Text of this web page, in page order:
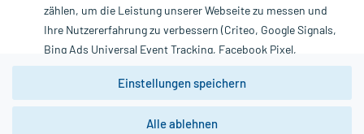
unserer Datenschutzerklärung. Für den Widerruf einer Bestellung
nutzen Sie das Formular:
Vertrag widerrufen
*Hinweise zu unseren Aktionen und Bewertungen
zählen, um die Leistung unserer Webseite zu messen und
Ihre Nutzererfahrung zu verbessern (Criteo, Google Signals,
Bing Ads Universal Event Tracking, Facebook Pixel,
Youtube-Social Plugin).
Wir weisen darauf hin, dass die
zwingend den Europäischen Anforderungen gem. EU-
Einstellungen speichern
Alle ablehnen